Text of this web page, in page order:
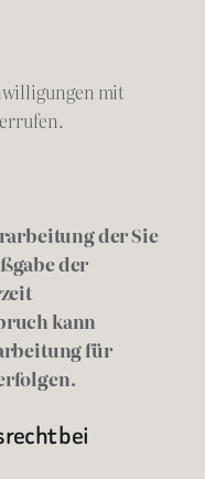
mit
der Sie
der
kann
für
bei